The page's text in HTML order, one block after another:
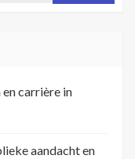
en carrière in
aandacht en